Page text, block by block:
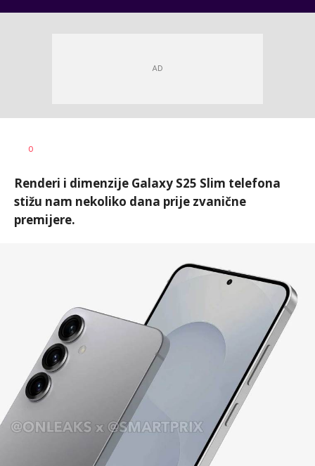
AUTOR
0
Renderi i dimenzije Galaxy S25 Slim telefona
stižu nam nekoliko dana prije zvanične
premijere.